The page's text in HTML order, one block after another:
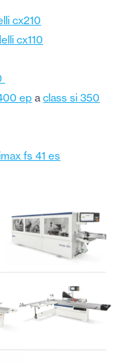
cx210
cx110
ep aclass si 350
fs 41 es